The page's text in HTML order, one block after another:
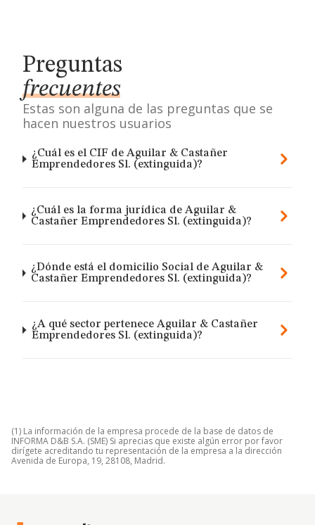
Preguntas
frecuentes
Estas son alguna de las preguntas que se
hacen nuestros usuarios
¿Cuál es el CIF de Aguilar & Castañer
Emprendedores Sl. (extinguida)?
¿Cuál es la forma jurídica de Aguilar &
Castañer Emprendedores Sl. (extinguida)?
¿Dónde está el domicilio Social de Aguilar &
Castañer Emprendedores Sl. (extinguida)?
¿A qué sector pertenece Aguilar & Castañer
Emprendedores Sl. (extinguida)?
(1) La información de la empresa procede de la base de datos de
INFORMA D&B S.A. (SME) Si aprecias que existe algún error por favor
dirígete acreditando tu representación de la empresa a la dirección
Avenida de Europa, 19, 28108, Madrid.